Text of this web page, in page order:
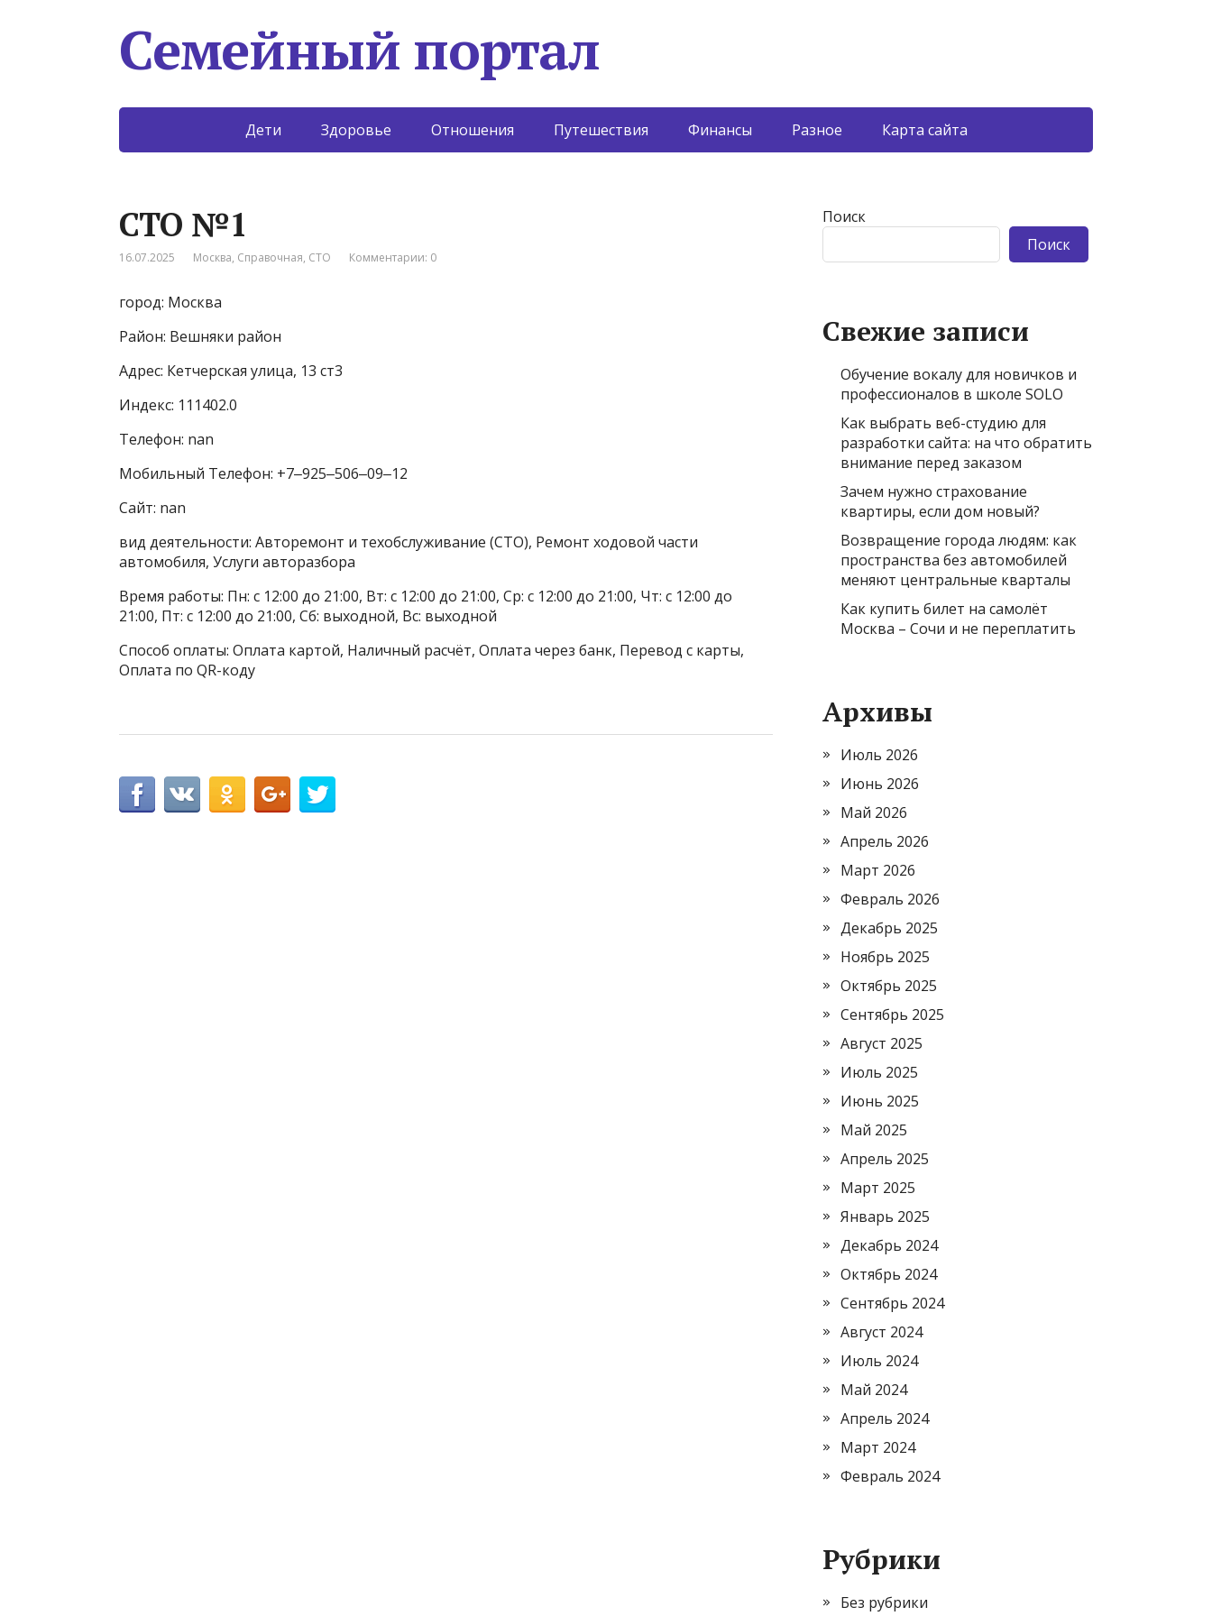
Семейный портал
Дети Здоровье Отношения Путешествия Финансы Разное Карта сайта
СТО №1
16.07.2025 Москва, Справочная, СТО Комментарии: 0
город: Москва
Район: Вешняки район
Адрес: Кетчерская улица, 13 ст3
Индекс: 111402.0
Телефон: nan
Мобильный Телефон: +7‒925‒506‒09‒12
Сайт: nan
вид деятельности: Авторемонт и техобслуживание (СТО), Ремонт ходовой части
автомобиля, Услуги авторазбора
Время работы: Пн: с 12:00 до 21:00, Вт: с 12:00 до 21:00, Ср: с 12:00 до 21:00, Чт: с 12:00 до
21:00, Пт: с 12:00 до 21:00, Сб: выходной, Вс: выходной
Способ оплаты: Оплата картой, Наличный расчёт, Оплата через банк, Перевод с карты,
Оплата по QR-коду
Поиск
Поиск
Свежие записи
Обучение вокалу для новичков и
профессионалов в школе SOLO
Как выбрать веб-студию для
разработки сайта: на что обратить
внимание перед заказом
Зачем нужно страхование
квартиры, если дом новый?
Возвращение города людям: как
пространства без автомобилей
меняют центральные кварталы
Как купить билет на самолёт
Москва – Сочи и не переплатить
Архивы
Июль 2026
Июнь 2026
Май 2026
Апрель 2026
Март 2026
Февраль 2026
Декабрь 2025
Ноябрь 2025
Октябрь 2025
Сентябрь 2025
Август 2025
Июль 2025
Июнь 2025
Май 2025
Апрель 2025
Март 2025
Январь 2025
Декабрь 2024
Октябрь 2024
Сентябрь 2024
Август 2024
Июль 2024
Май 2024
Апрель 2024
Март 2024
Февраль 2024
Рубрики
Без рубрики